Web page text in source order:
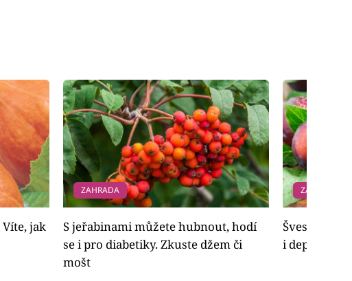
jak
ZAHRADA
S jeřabinami můžete hubnout, hodí
se i pro diabetiky. Zkuste džem či
mošt
ZAHRADA
Švestky
i depresemi